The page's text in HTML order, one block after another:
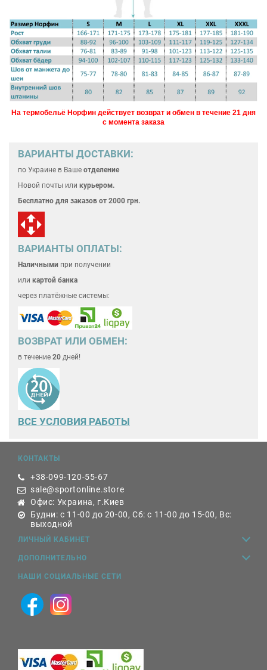
На термобельё Норфин действует возврат и обмен в течение 21 дня
с момента заказа
ВАРИАНТЫ ДОСТАВКИ:
по Украине в Ваше отделение
Новой почты или курьером.
Бесплатно для заказов от 2000 грн.
ВАРИАНТЫ ОПЛАТЫ:
Наличными при получении
или картой банка
через платёжные системы:
ВОЗВРАТ ИЛИ ОБМЕН:
в течение 20 дней!
ВСЕ УСЛОВИЯ РАБОТЫ
КОНТАКТЫ
+38-099-120-55-67
sale@sportonline.store
Офис: Украина, г.Киев
Будни: с 11-00 до 20-00, Сб: с 11-00 до 15-00, Вс:
выходной
ЛИЧНЫЙ КАБИНЕТ
ДОПОЛНИТЕЛЬНО
НАШИ СОЦИАЛЬНЫЕ СЕТИ